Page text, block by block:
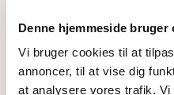
Denne hjemmeside bruger
Vi bruger cookies til at
annoncer, til at vise dig
at analysere vores trafik.
Palmstone
Tårne
Kugler
Hjerter